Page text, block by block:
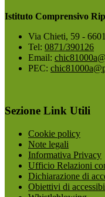
Istituto Comprensivo
Via Chieti, 59 -
Tel: 0871/390126
Email:
PEC:
Sezione Link Utili
Cookie policy
Note legali
Informativa Privacy
Ufficio Relazioni
Dichiarazione di
Obiettivi di